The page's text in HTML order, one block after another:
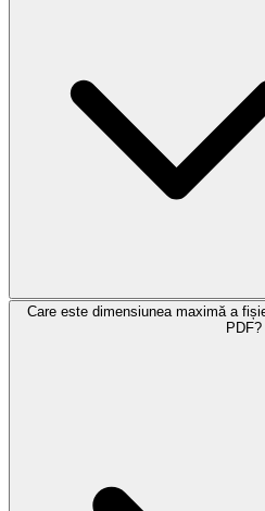
Care este dimensiunea maximă a
PDF?